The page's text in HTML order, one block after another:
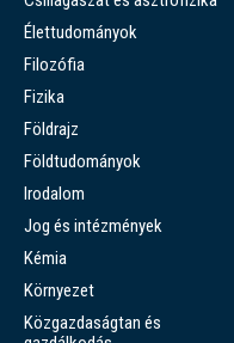
Élettudományok
Filozófia
Fizika
Földrajz
Földtudományok
Irodalom
Jog és intézmények
Kémia
Környezet
Közgazdaságtan és